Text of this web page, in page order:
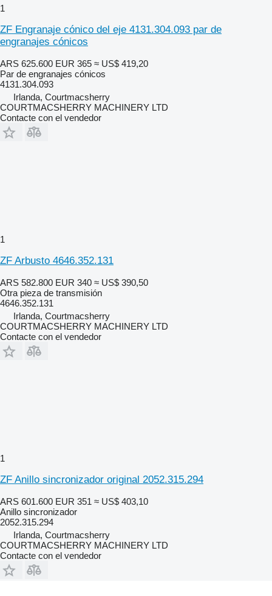
1
ZF Engranaje cónico del eje 4131.304.093 par de
engranajes cónicos
ARS 625.600 EUR 365 ≈ US$ 419,20
Par de engranajes cónicos
4131.304.093
Irlanda, Courtmacsherry
COURTMACSHERRY MACHINERY LTD
Contacte con el vendedor
1
ZF Arbusto 4646.352.131
ARS 582.800 EUR 340 ≈ US$ 390,50
Otra pieza de transmisión
4646.352.131
Irlanda, Courtmacsherry
COURTMACSHERRY MACHINERY LTD
Contacte con el vendedor
1
ZF Anillo sincronizador original 2052.315.294
ARS 601.600 EUR 351 ≈ US$ 403,10
Anillo sincronizador
2052.315.294
Irlanda, Courtmacsherry
COURTMACSHERRY MACHINERY LTD
Contacte con el vendedor